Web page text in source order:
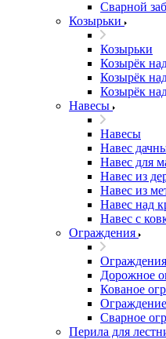
Сварной
Козырьки
Козырьки
Козырёк
Козырёк
Козырёк
Навесы
Навесы
Навес
Навес для
Навес из
Навес из
Навес над
Навес с
Ограждения
Ограждения
Дорожное
Кованое
Сварное
Перила для